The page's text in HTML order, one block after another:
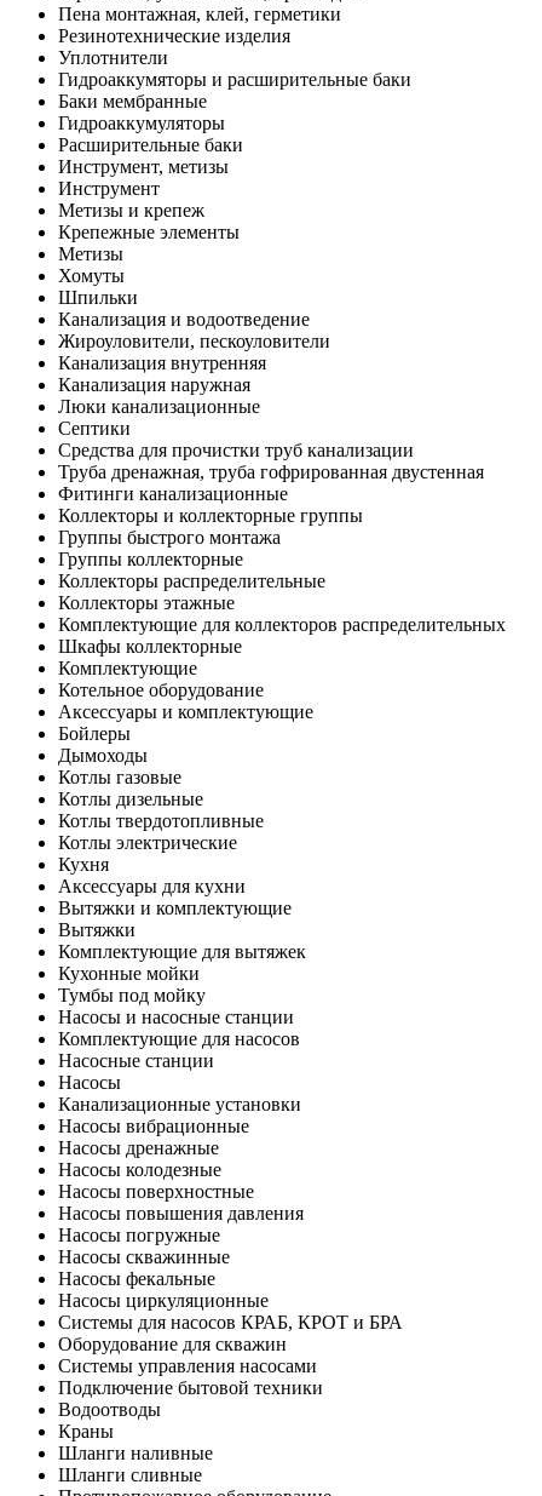
Пена монтажная, клей, герметики
Резинотехнические изделия
Уплотнители
Гидроаккумяторы и расширительные баки
Баки мембранные
Гидроаккумуляторы
Расширительные баки
Инструмент, метизы
Инструмент
Метизы и крепеж
Крепежные элементы
Метизы
Хомуты
Шпильки
Канализация и водоотведение
Жироуловители, пескоуловители
Канализация внутренняя
Канализация наружная
Люки канализационные
Септики
Средства для прочистки труб канализации
Труба дренажная, труба гофрированная двустенная
Фитинги канализационные
Коллекторы и коллекторные группы
Группы быстрого монтажа
Группы коллекторные
Коллекторы распределительные
Коллекторы этажные
Комплектующие для коллекторов распределительных
Шкафы коллекторные
Комплектующие
Котельное оборудование
Аксессуары и комплектующие
Бойлеры
Дымоходы
Котлы газовые
Котлы дизельные
Котлы твердотопливные
Котлы электрические
Кухня
Аксессуары для кухни
Вытяжки и комплектующие
Вытяжки
Комплектующие для вытяжек
Кухонные мойки
Тумбы под мойку
Насосы и насосные станции
Комплектующие для насосов
Насосные станции
Насосы
Канализационные установки
Насосы вибрационные
Насосы дренажные
Насосы колодезные
Насосы поверхностные
Насосы повышения давления
Насосы погружные
Насосы скважинные
Насосы фекальные
Насосы циркуляционные
Системы для насосов КРАБ, КРОТ и БРА
Оборудование для скважин
Системы управления насосами
Подключение бытовой техники
Водоотводы
Краны
Шланги наливные
Шланги сливные